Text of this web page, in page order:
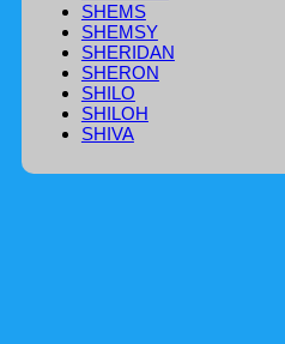
SHEMS
SHEMSY
SHERIDAN
SHERON
SHILO
SHILOH
SHIVA